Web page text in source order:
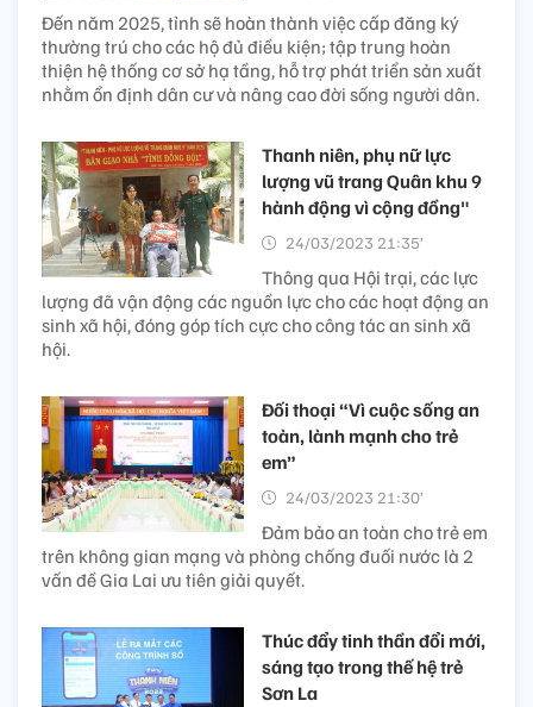
Đến năm 2025, tỉnh sẽ hoàn thành việc cấp đăng ký
thường trú cho các hộ đủ điều kiện; tập trung hoàn
thiện hệ thống cơ sở hạ tầng, hỗ trợ phát triển sản xuất
nhằm ổn định dân cư và nâng cao đời sống người dân.
Thanh niên, phụ nữ lực
lượng vũ trang Quân khu 9
hành động vì cộng đồng"
24/03/2023 21:35’
Thông qua Hội trại, các lực
lượng đã vận động các nguồn lực cho các hoạt động an
sinh xã hội, đóng góp tích cực cho công tác an sinh xã
hội.
Đối thoại “Vì cuộc sống an
toàn, lành mạnh cho trẻ
em”
24/03/2023 21:30’
Đảm bảo an toàn cho trẻ em
trên không gian mạng và phòng chống đuối nước là 2
vấn đề Gia Lai ưu tiên giải quyết.
Thúc đẩy tinh thần đổi mới,
sáng tạo trong thế hệ trẻ
Sơn La